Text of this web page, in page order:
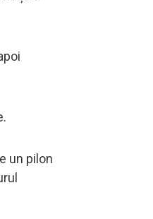
un pilon